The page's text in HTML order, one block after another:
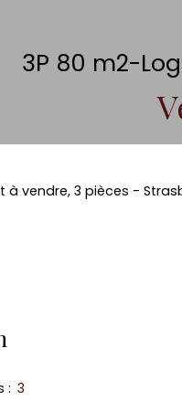
3P 80 m2-
vendre, 3 pièces -
: 3